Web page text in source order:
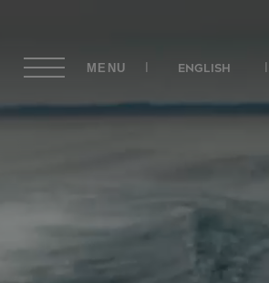
MENU ENGLISH